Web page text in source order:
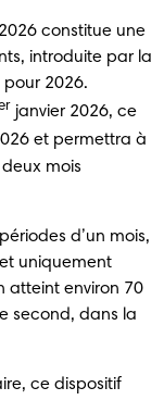
constitue une
introduite par la
2026.
janvier 2026, ce
et permettra à
mois
d’un mois,
uniquement
atteint environ 70
second, dans la
ce dispositif